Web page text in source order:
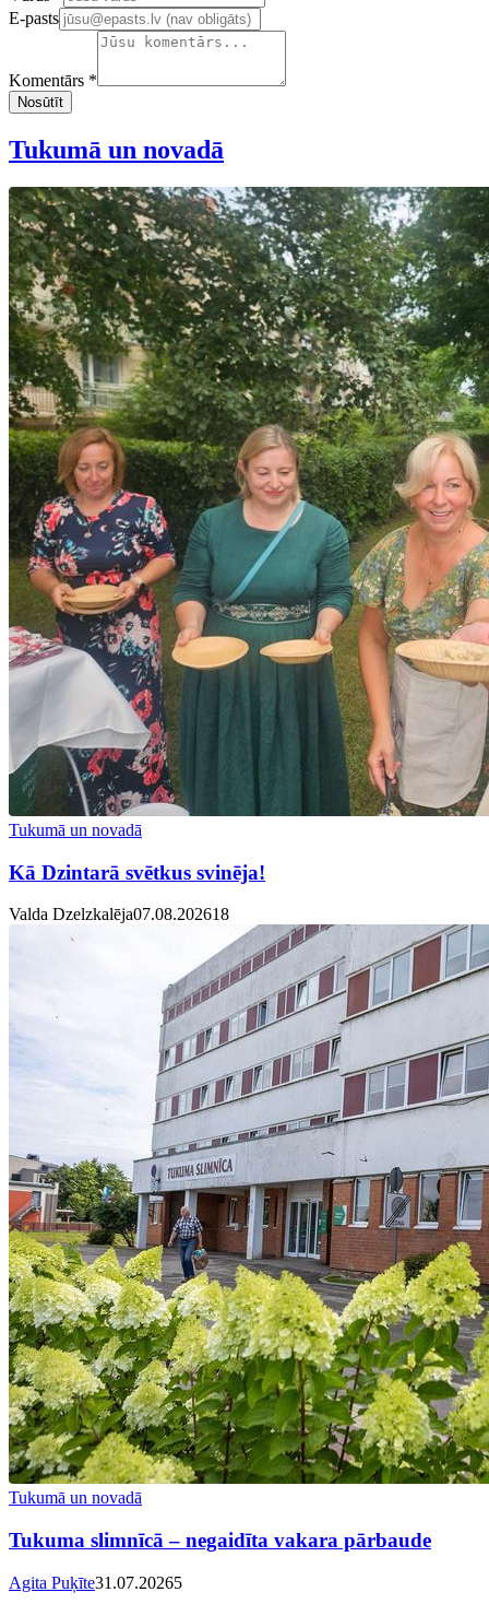
E-pasts
Komentārs *
Nosūtīt
Tukumā un novadā
Tukumā un novadā
Kā Dzintarā svētkus svinēja!
Valda Dzelzkalēja07.08.202618
Tukumā un novadā
Tukuma slimnīcā – negaidīta vakara pārbaude
Agita Puķīte31.07.20265